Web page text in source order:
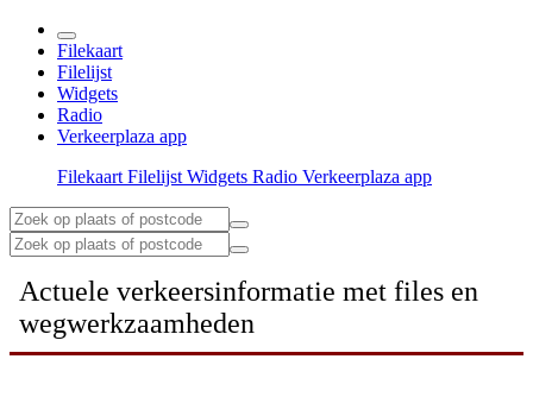
Filekaart
Filelijst
Widgets
Radio
Verkeerplaza app
Filekaart Filelijst Widgets Radio Verkeerplaza app
Actuele verkeersinformatie met files en
wegwerkzaamheden